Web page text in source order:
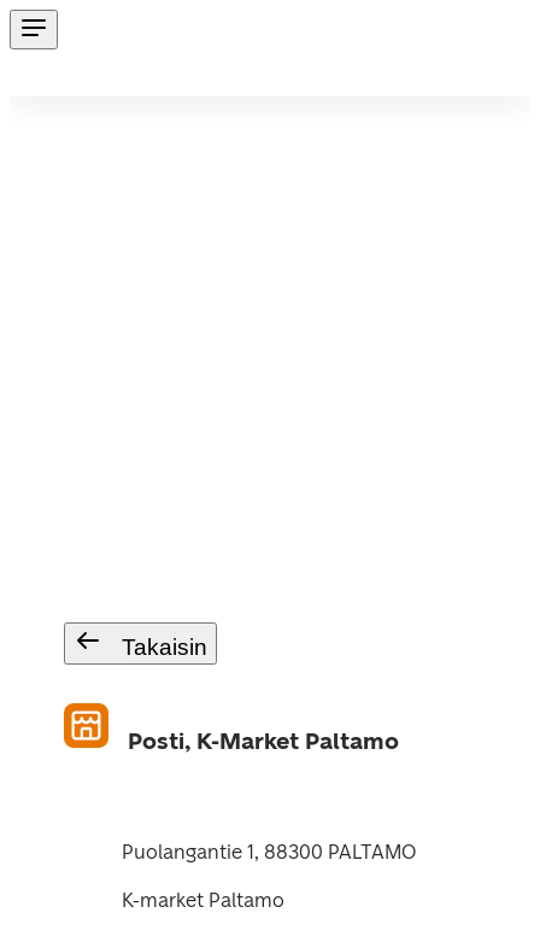
Takaisin
Posti, K-Market Paltamo
Puolangantie 1, 88300 PALTAMO
K-market Paltamo